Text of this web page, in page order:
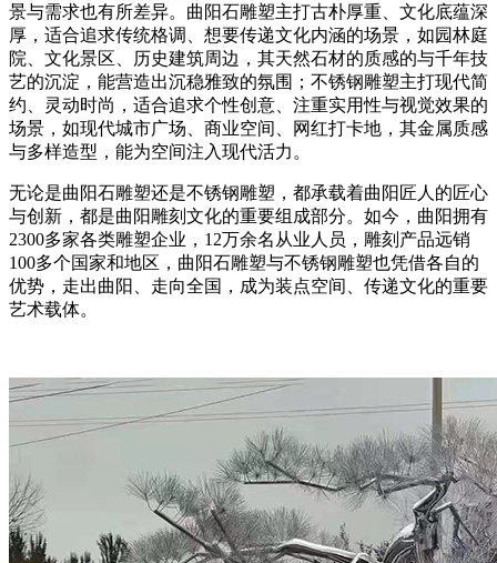
景与需求也有所差异。曲阳石雕塑主打古朴厚重、文化底蕴深
厚，适合追求传统格调、想要传递文化内涵的场景，如园林庭
院、文化景区、历史建筑周边，其天然石材的质感的与千年技
艺的沉淀，能营造出沉稳雅致的氛围；不锈钢雕塑主打现代简
约、灵动时尚，适合追求个性创意、注重实用性与视觉效果的
场景，如现代城市广场、商业空间、网红打卡地，其金属质感
与多样造型，能为空间注入现代活力。
无论是曲阳石雕塑还是不锈钢雕塑，都承载着曲阳匠人的匠心
与创新，都是曲阳雕刻文化的重要组成部分。如今，曲阳拥有
2300多家各类雕塑企业，12万余名从业人员，雕刻产品远销
100多个国家和地区，曲阳石雕塑与不锈钢雕塑也凭借各自的
优势，走出曲阳、走向全国，成为装点空间、传递文化的重要
艺术载体。